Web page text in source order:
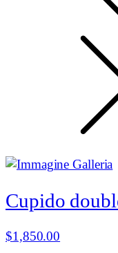
Cupido
$1,850.00